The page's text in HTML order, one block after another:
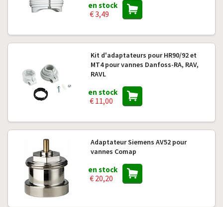
en stock
€ 3,49
Kit d'adaptateurs pour HR90/92 et
MT4 pour vannes Danfoss-RA, RAV,
RAVL
en stock
€ 11,00
Adaptateur Siemens AV52 pour
vannes Comap
en stock
€ 20,20